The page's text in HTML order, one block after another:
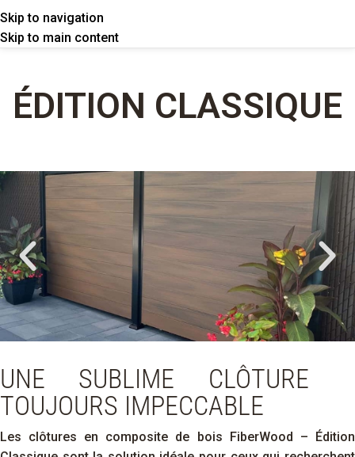
Skip to navigation
Skip to main content
ÉDITION CLASSIQUE
UNE SUBLIME CLÔTURE
TOUJOURS IMPECCABLE
Les clôtures en composite de bois FiberWood – Édition